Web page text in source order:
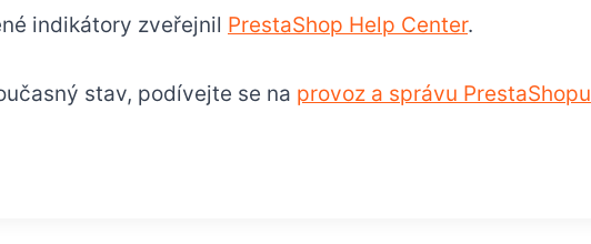
indikátory zveřejnil PrestaShop Help Center.
stav, podívejte se na provoz a správu PrestaShopu